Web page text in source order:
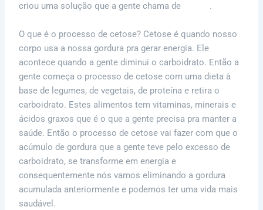
criou uma solução que a gente chama de
.
O que é o processo de cetose? Cetose é quando nosso
corpo usa a nossa gordura pra gerar energia. Ele
acontece quando a gente diminui o carboidrato. Então a
gente começa o processo de cetose com uma dieta à
base de legumes, de vegetais, de proteína e retira o
carboidrato. Estes alimentos tem vitaminas, minerais e
ácidos graxos que é o que a gente precisa pra manter a
saúde. Então o processo de cetose vai fazer com que o
acúmulo de gordura que a gente teve pelo excesso de
carboidrato, se transforme em energia e
consequentemente nós vamos eliminando a gordura
acumulada anteriormente e podemos ter uma vida mais
saudável.